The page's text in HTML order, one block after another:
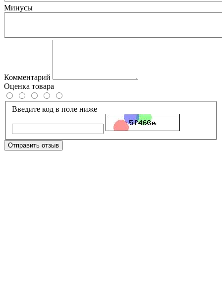
Минусы
Комментарий
Оценка товара
Введите код в поле ниже
Отправить отзыв